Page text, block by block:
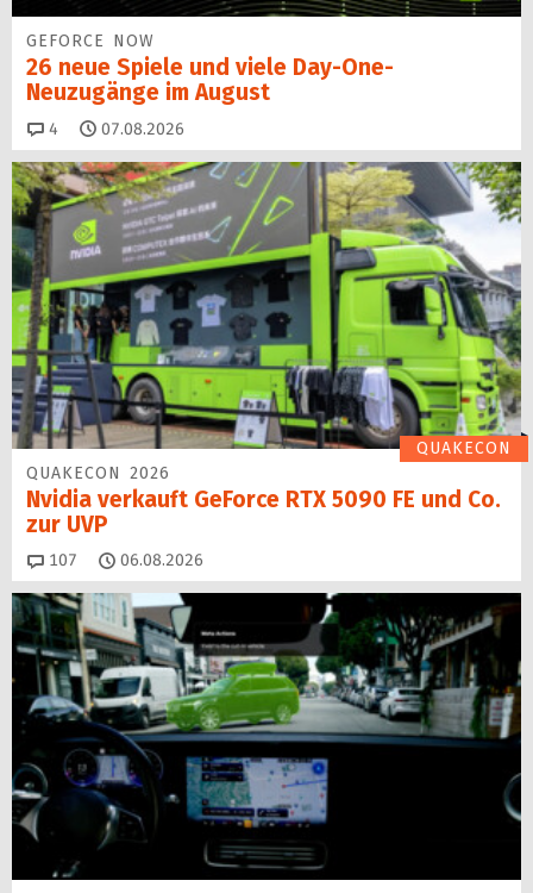
GEFORCE NOW
26 neue Spiele und viele Day-One-
Neuzugänge im August
4 Kommentare
07.08.2026
QUAKECON
QUAKECON 2026
Nvidia verkauft GeForce RTX 5090 FE und Co.
zur UVP
107 Kommentare
06.08.2026